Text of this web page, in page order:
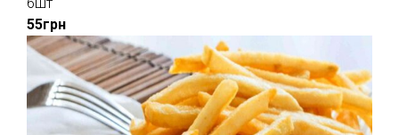
55грн